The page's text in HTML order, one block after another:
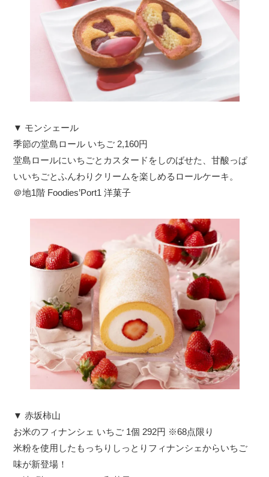
▼ モンシェール
季節の堂島ロール いちご 2,160円
堂島ロールにいちごとカスタードをしのばせた、甘酸っぱ
いいちごとふんわりクリームを楽しめるロールケーキ。
＠地1階 Foodies’Port1 洋菓子
▼ 赤坂柿山
お米のフィナンシェ いちご 1個 292円 ※68点限り
米粉を使用したもっちりしっとりフィナンシェからいちご
味が新登場！